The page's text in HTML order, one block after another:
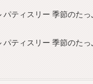
ティスリー 季節のた
ティスリー 季節のた